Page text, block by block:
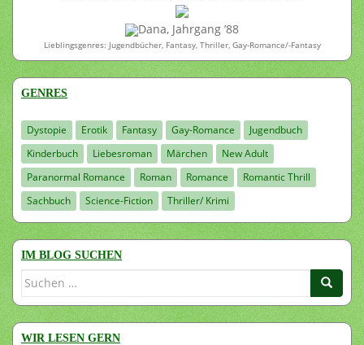
Dana, Jahrgang ’88
Lieblingsgenres: Jugendbücher, Fantasy, Thriller, Gay-Romance/-Fantasy
GENRES
Dystopie Erotik Fantasy Gay-Romance
Jugendbuch
Kinderbuch
Liebesroman Märchen
New Adult
Paranormal Romance
Roman Romance
Romantic Thrill
Sachbuch
Science-Fiction Thriller/ Krimi
IM BLOG SUCHEN
Suchen
WIR LESEN GERN